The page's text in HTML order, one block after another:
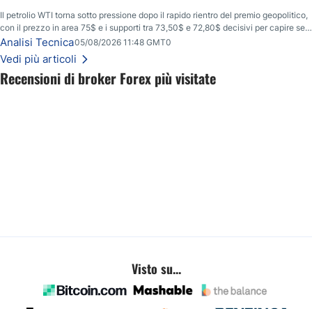
Recensioni di broker Forex più visitate
Il petrolio WTI torna sotto pressione dopo il rapido rientro del premio geopolitico,
con il prezzo in area 75$ e i supporti tra 73,50$ e 72,80$ decisivi per capire se il
ribasso potrà estendersi verso quota 70$.
Analisi Tecnica05/08/2026 11:48 GMT0
Vedi più articoli
Visto su...